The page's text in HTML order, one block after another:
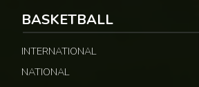
BASKETBALL
INTERNATIONAL
NATIONAL